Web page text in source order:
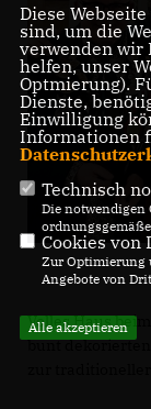
Volles Haus
bunt dekorierten
Diese
sind, um die
verwenden wir
helfen, unser
Optmierung).
Dienste,
Einwilligung
Informationen
Technisch
Die notwendigen
Cookies
Zur Optimierung
Angebote von
Alle akzeptieren